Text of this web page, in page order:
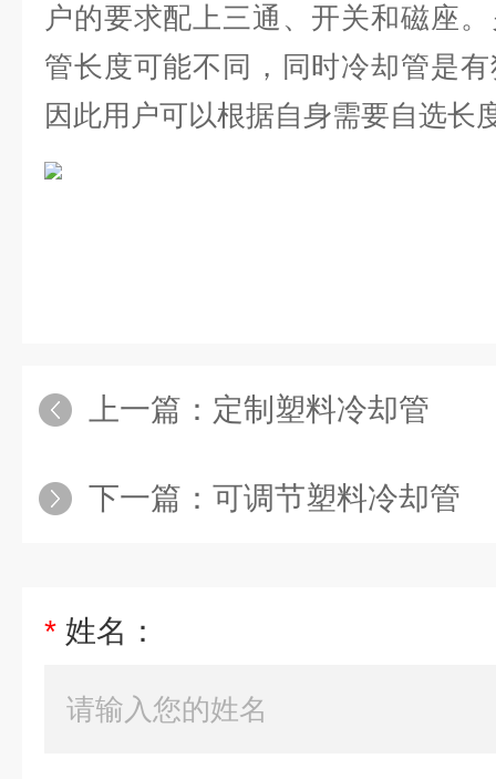
户的要求配上三通、开关和磁座
管长度可能不同，同时冷却管是
因此用户可以根据自身需要自选长
上一篇： 定制塑料冷却管
下一篇： 可调节塑料冷却管
* 姓名：